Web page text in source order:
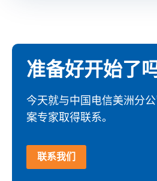
准备好开始了吗
今天就与中国电信美洲分
案专家取得联系。
联系我们